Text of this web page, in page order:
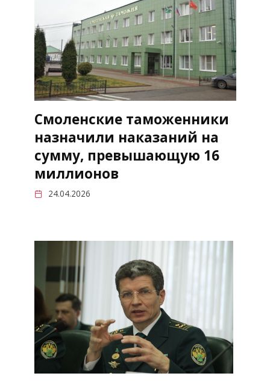
Смоленские таможенники
назначили наказаний на
сумму, превышающую 16
миллионов
24.04.2026